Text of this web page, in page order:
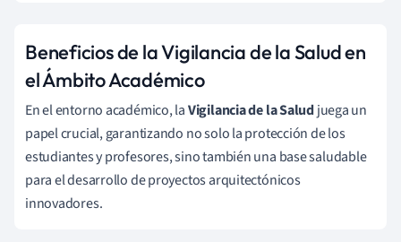
Beneficios de la Vigilancia de la Salud en
el Ámbito Académico
En el entorno académico, laVigilancia de la Saludjuega un
papel crucial, garantizando no solo la protección de los
estudiantes y profesores, sino también una base saludable
para el desarrollo de proyectos arquitectónicos
innovadores.